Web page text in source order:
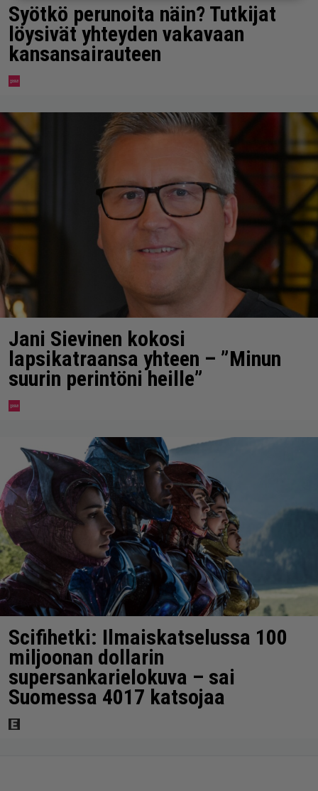
Syötkö perunoita näin? Tutkijat
löysivät yhteyden vakavaan
kansansairauteen
Jani Sievinen kokosi
lapsikatraansa yhteen – ”Minun
suurin perintöni heille”
Scifihetki: Ilmaiskatselussa 100
miljoonan dollarin
supersankarielokuva – sai
Suomessa 4017 katsojaa